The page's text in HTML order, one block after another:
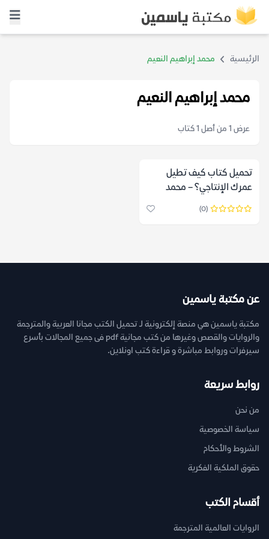
الرئيسية محمد إبراهيم النعيم
محمد إبراهيم النعيم
عرض 1 من أصل 1 كتاب
تحميل كتاب كيف تطيل
عمرك الإنتاجي؟ – محمد
إبراهيم النعيم
(0)
عن مكتبة ياسمين
مكتبة ياسمين هي منصة إلكترونية لـ تحميل الكتب مجانا العربية والمترجمة
والروايات والقصص وغيرها من كتب مجانية pdf فى جميع المجالات بأسرع
سيرفرات وروابط مباشرة و قراءة كتب اونلاين.
روابط سريعة
من نحن
سياسة الخصوصية
الشروط والأحكام
حقوق الملكية الفكرية
أقسام الكتب
الروايات العالمية المترجمة